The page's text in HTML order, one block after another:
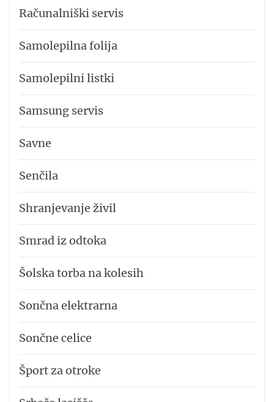
Računalniški servis
Samolepilna folija
Samolepilni listki
Samsung servis
Savne
Senčila
Shranjevanje živil
Smrad iz odtoka
Šolska torba na kolesih
Sončna elektrarna
Sončne celice
Šport za otroke